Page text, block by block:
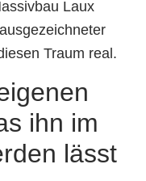
Laux
Traum real.
ihn im
lässt